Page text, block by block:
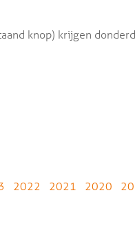
knop) krijgen
2022 2021 2020